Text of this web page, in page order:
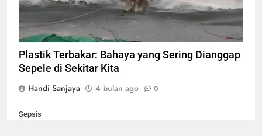
Plastik Terbakar: Bahaya yang Sering Dianggap
Sepele di Sekitar Kita
Handi Sanjaya
4 bulan ago 0
Sepsis